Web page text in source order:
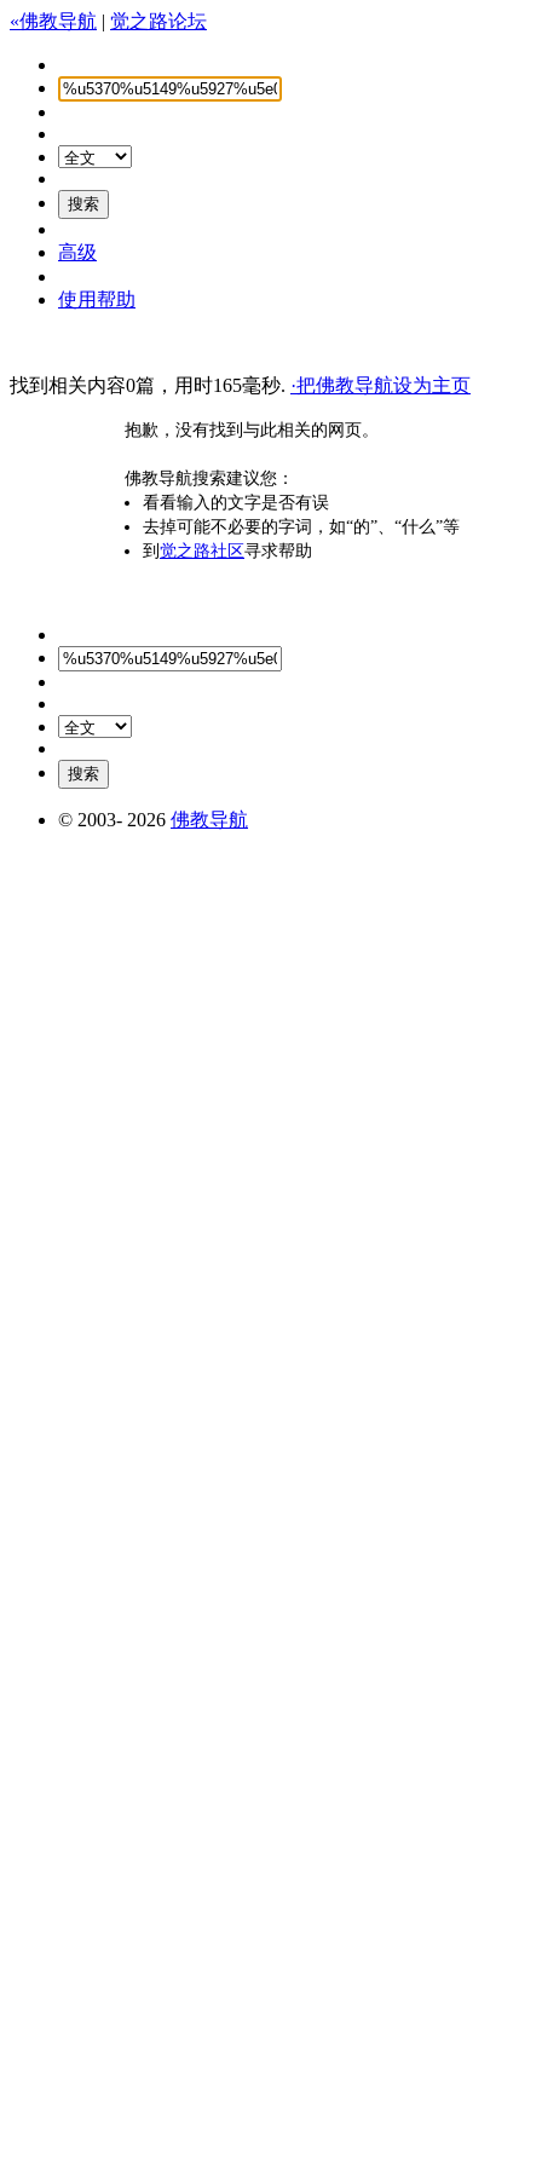
«佛教导航 | 觉之路论坛
高级
使用帮助
找到相关内容0篇，用时165毫秒. ·把佛教导航设为主页
抱歉，没有找到与此相关的网页。
佛教导航搜索建议您：
看看输入的文字是否有误
去掉可能不必要的字词，如“的”、“什么”等
到 觉之路社区寻求帮助
© 2003- 2026 佛教导航